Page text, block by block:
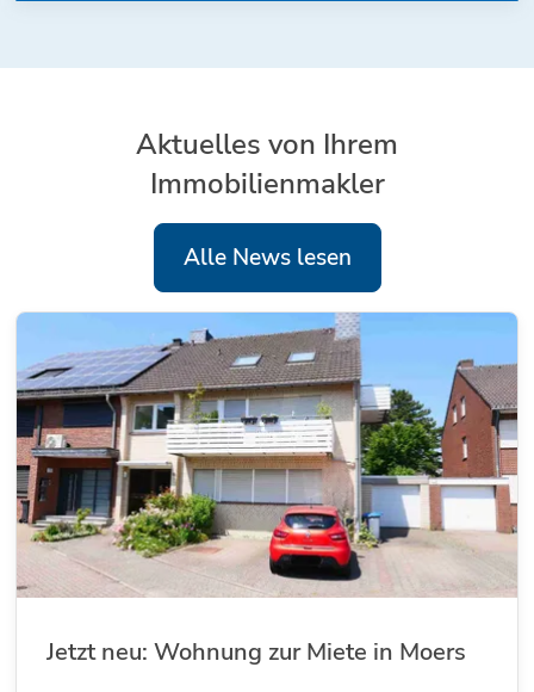
Aktuelles von Ihrem
Immobilienmakler
Alle News lesen
Jetzt neu: Wohnung zur Miete in Moers